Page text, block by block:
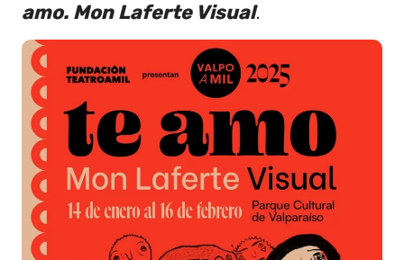
amo. Mon Laferte Visual.